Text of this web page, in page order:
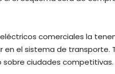
comerciales la
el sistema de transporte.
sobre ciudades competitivas.